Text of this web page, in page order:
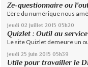
Ze-questionnaire ou
L'ère du numérique nous
jeudi 02 juillet 2015 05h20
Quizlet : Outil au
Le site Quizlet demeure un
jeudi 25 juin 2015 05h39
Utile pour travailler le